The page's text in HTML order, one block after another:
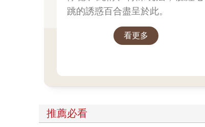
跳的誘惑百合盡呈於此。
看更多
推薦必看